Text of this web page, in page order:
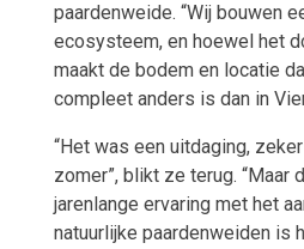
paardenweide. “Wij bouwen
ecosysteem, en hoewel het
maakt de bodem en locatie
compleet anders is dan in
“Het was een uitdaging,
zomer”, blikt ze terug. “Maar
jarenlange ervaring met het
natuurlijke paardenweiden is